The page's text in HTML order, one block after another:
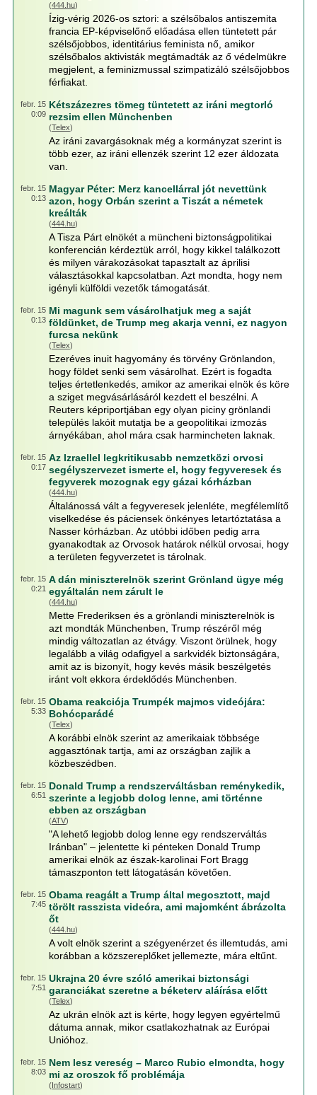
(444.hu)
Ízig-vérig 2026-os sztori: a szélsőbalos antiszemita
francia EP-képviselőnő előadása ellen tüntetett pár
szélsőjobbos, identitárius feminista nő, amikor
szélsőbalos aktivisták megtámadták az ő védelmükre
megjelent, a feminizmussal szimpatizáló szélsőjobbos
férfiakat.
febr. 15
0:09
Kétszázezres tömeg tüntetett az iráni megtorló
rezsim ellen Münchenben
(Telex)
Az iráni zavargásoknak még a kormányzat szerint is
több ezer, az iráni ellenzék szerint 12 ezer áldozata
van.
febr. 15
0:13
Magyar Péter: Merz kancellárral jót nevettünk
azon, hogy Orbán szerint a Tiszát a németek
kreálták
(444.hu)
A Tisza Párt elnökét a müncheni biztonságpolitikai
konferencián kérdeztük arról, hogy kikkel találkozott
és milyen várakozásokat tapasztalt az áprilisi
választásokkal kapcsolatban. Azt mondta, hogy nem
igényli külföldi vezetők támogatását.
febr. 15
0:13
Mi magunk sem vásárolhatjuk meg a saját
földünket, de Trump meg akarja venni, ez nagyon
furcsa nekünk
(Telex)
Ezeréves inuit hagyomány és törvény Grönlandon,
hogy földet senki sem vásárolhat. Ezért is fogadta
teljes értetlenkedés, amikor az amerikai elnök és köre
a sziget megvásárlásáról kezdett el beszélni. A
Reuters képriportjában egy olyan piciny grönlandi
település lakóit mutatja be a geopolitikai izmozás
árnyékában, ahol mára csak harmincheten laknak.
febr. 15
0:17
Az Izraellel legkritikusabb nemzetközi orvosi
segélyszervezet ismerte el, hogy fegyveresek és
fegyverek mozognak egy gázai kórházban
(444.hu)
Általánossá vált a fegyveresek jelenléte, megfélemlítő
viselkedése és páciensek önkényes letartóztatása a
Nasser kórházban. Az utóbbi időben pedig arra
gyanakodtak az Orvosok határok nélkül orvosai, hogy
a területen fegyverzetet is tárolnak.
febr. 15
0:21
A dán miniszterelnök szerint Grönland ügye még
egyáltalán nem zárult le
(444.hu)
Mette Frederiksen és a grönlandi miniszterelnök is
azt mondták Münchenben, Trump részéről még
mindig változatlan az étvágy. Viszont örülnek, hogy
legalább a világ odafigyel a sarkvidék biztonságára,
amit az is bizonyít, hogy kevés másik beszélgetés
iránt volt ekkora érdeklődés Münchenben.
febr. 15
5:33
Obama reakciója Trumpék majmos videójára:
Bohócparádé
(Telex)
A korábbi elnök szerint az amerikaiak többsége
aggasztónak tartja, ami az országban zajlik a
közbeszédben.
febr. 15
6:51
Donald Trump a rendszerváltásban reménykedik,
szerinte a legjobb dolog lenne, ami történne
ebben az országban
(ATV)
"A lehető legjobb dolog lenne egy rendszerváltás
Iránban" – jelentette ki pénteken Donald Trump
amerikai elnök az észak-karolinai Fort Bragg
támaszponton tett látogatásán követően.
febr. 15
7:45
Obama reagált a Trump által megosztott, majd
törölt rasszista videóra, ami majomként ábrázolta
őt
(444.hu)
A volt elnök szerint a szégyenérzet és illemtudás, ami
korábban a közszereplőket jellemezte, mára eltűnt.
febr. 15
7:51
Ukrajna 20 évre szóló amerikai biztonsági
garanciákat szeretne a béketerv aláírása előtt
(Telex)
Az ukrán elnök azt is kérte, hogy legyen egyértelmű
dátuma annak, mikor csatlakozhatnak az Európai
Unióhoz.
febr. 15
8:03
Nem lesz vereség – Marco Rubio elmondta, hogy
mi az oroszok fő problémája
(Infostart)